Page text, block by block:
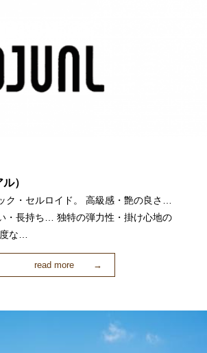
）
ク・セルロイド。 高級感・艶の良さ…
・長持ち… 独特の弾力性・掛け心地の
な…
read more